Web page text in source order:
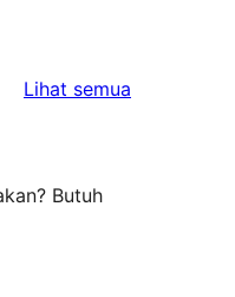
Lihat semua
Butuh